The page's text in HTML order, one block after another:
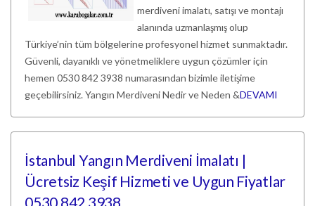
merdiveni imalatı, satışı ve montajı
alanında uzmanlaşmış olup
Türkiye’nin tüm bölgelerine profesyonel hizmet sunmaktadır.
Güvenli, dayanıklı ve yönetmeliklere uygun çözümler için
hemen 0530 842 3938 numarasından bizimle iletişime
geçebilirsiniz. Yangın Merdiveni Nedir ve Neden &DEVAMI
İstanbul Yangın Merdiveni İmalatı |
Ücretsiz Keşif Hizmeti ve Uygun Fiyatlar
0530 842 3938